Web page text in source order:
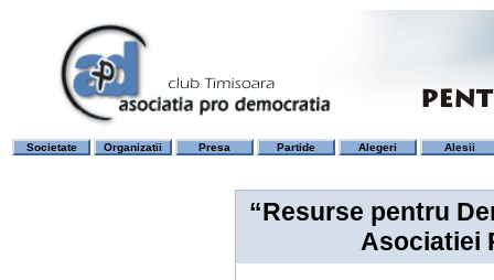
Societate Organizatii Presa Partide Alegeri Alesii
“Resurse pentru
Asociatiei